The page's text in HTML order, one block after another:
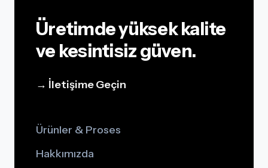
Üretimde yüksek kalite
ve kesintisiz güven.
→ İletişime Geçin
Ürünler & Proses
Hakkımızda